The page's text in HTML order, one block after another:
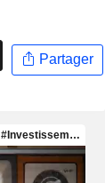
Partager